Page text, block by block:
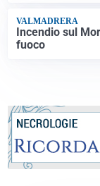
VALMADRERA
Incendio sul
fuoco